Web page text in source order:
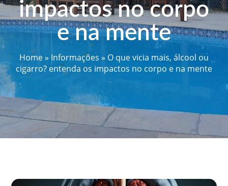
impactos no corpo
e na mente
Home» Informações » O que vicia mais, álcool ou
cigarro? entenda os impactos no corpo e na mente